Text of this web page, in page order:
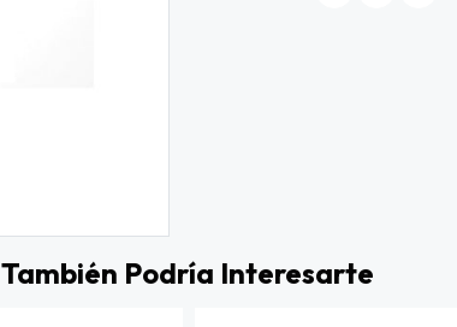
También Podría Interesarte